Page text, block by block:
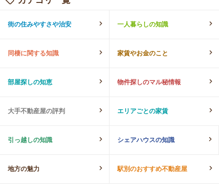
街の住みやすさや治安 一人暮らしの知識
同棲に関する知識 家賃やお金のこと
部屋探しの知恵 物件探しのマル秘情報
大手不動産屋の評判 エリアごとの家賃
引っ越しの知識 シェアハウスの知識
地方の魅力 駅別のおすすめ不動産屋